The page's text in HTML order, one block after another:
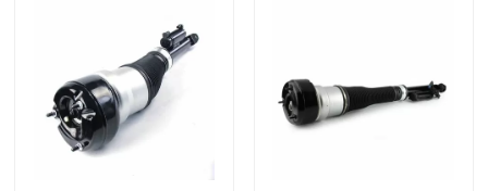
Fabrika turu
Kalite kontrol